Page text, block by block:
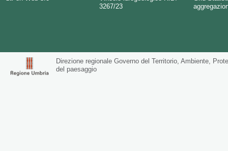
3267/23
Direzione regionale Governo del Territorio, Ambiente,
del paesaggio